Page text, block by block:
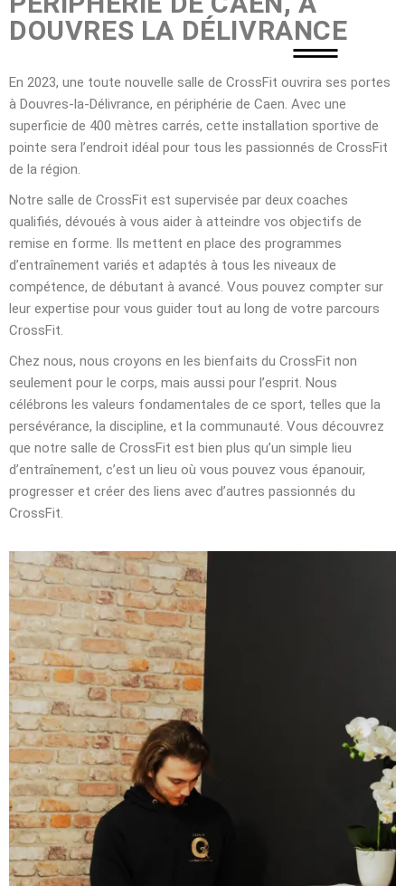
DOUVRES LA DÉLIVRANCE​
En 2023, une toute nouvelle salle de CrossFit ouvrira ses portes
à Douvres-la-Délivrance, en périphérie de Caen. Avec une
superficie de 400 mètres carrés, cette installation sportive de
pointe sera l’endroit idéal pour tous les passionnés de CrossFit
de la région.
Notre salle de CrossFit est supervisée par deux coaches
qualifiés, dévoués à vous aider à atteindre vos objectifs de
remise en forme. Ils mettent en place des programmes
d’entraînement variés et adaptés à tous les niveaux de
compétence, de débutant à avancé. Vous pouvez compter sur
leur expertise pour vous guider tout au long de votre parcours
CrossFit.
Chez nous, nous croyons en les bienfaits du CrossFit non
seulement pour le corps, mais aussi pour l’esprit. Nous
célébrons les valeurs fondamentales de ce sport, telles que la
persévérance, la discipline, et la communauté. Vous découvrez
que notre salle de CrossFit est bien plus qu’un simple lieu
d’entraînement, c’est un lieu où vous pouvez vous épanouir,
progresser et créer des liens avec d’autres passionnés du
CrossFit.